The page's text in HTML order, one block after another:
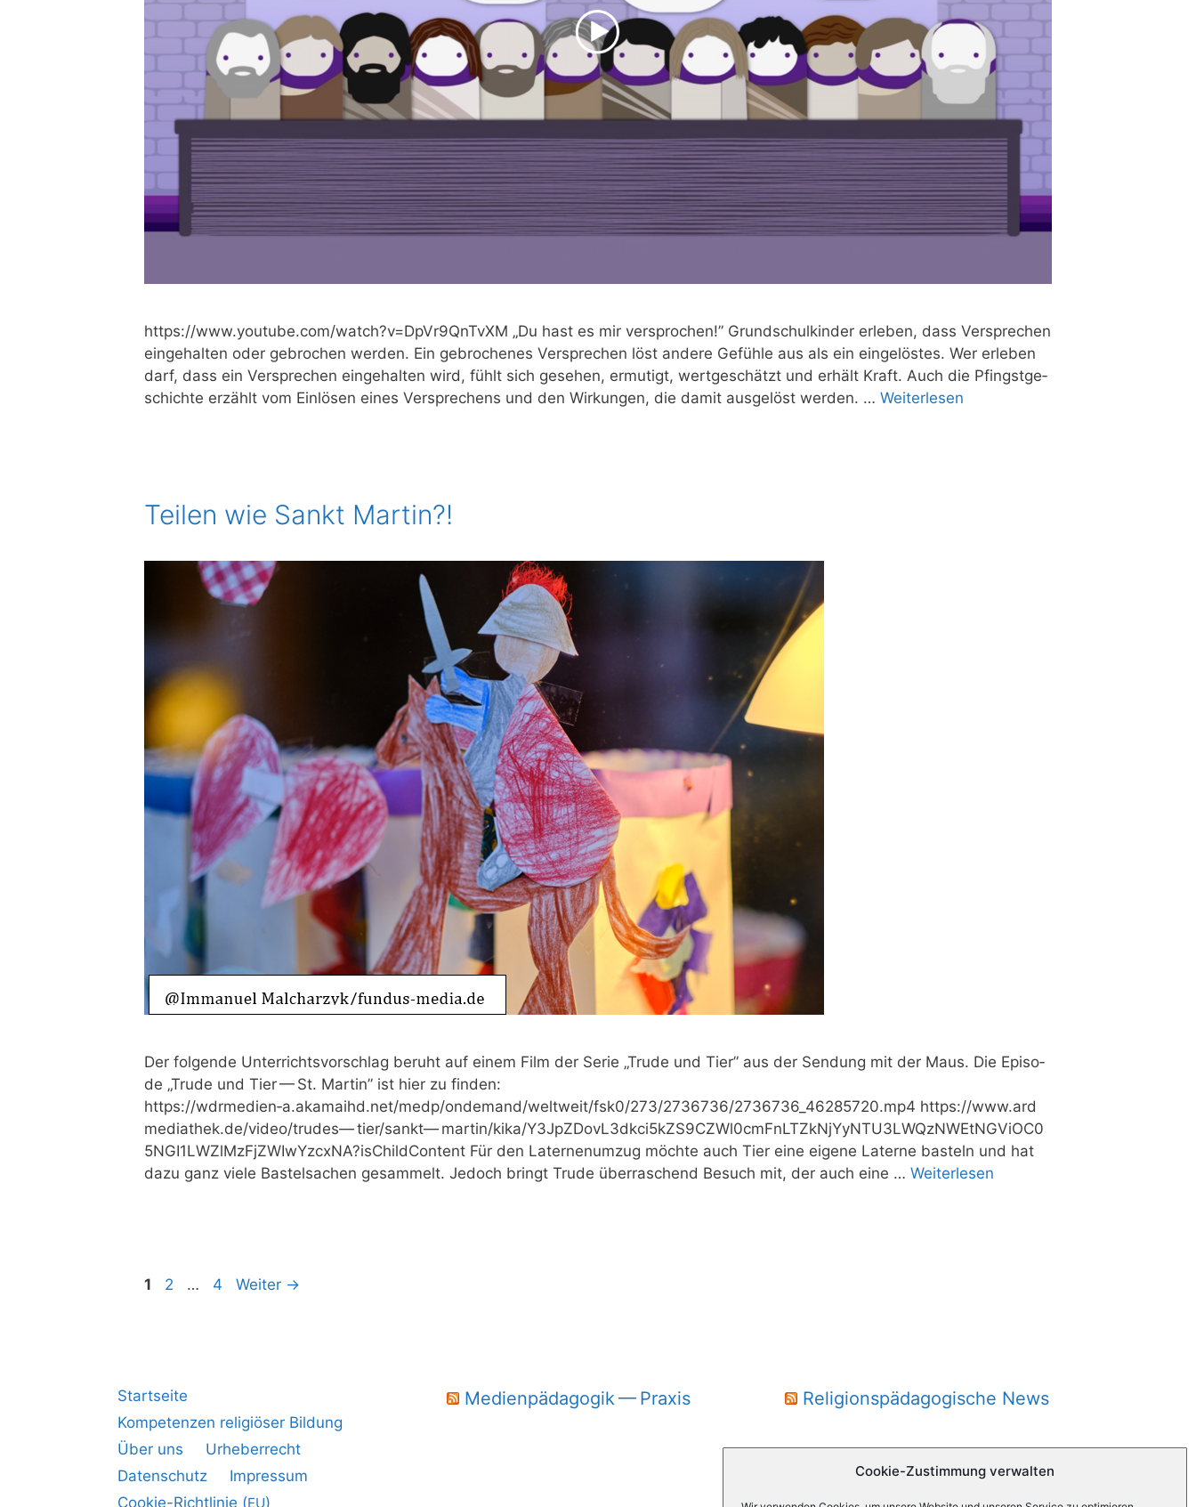
Cookie-Zustimmung verwalten
https://​www​.you​tube​.com/​w​a​t​c​h​?​v​=​D​p​V​r​9​Q​n​T​vXM „Du hast es mir ver­spro­chen!” Grund­schul­kin­der erle­ben, dass Ver­spre­chen
ein­ge­hal­ten oder gebro­chen wer­den. Ein gebro­che­nes Ver­spre­chen löst ande­re Gefüh­le aus als ein ein­ge­lös­tes. Wer erle­ben
darf, dass ein Ver­spre­chen ein­ge­hal­ten wird, fühlt sich gese­hen, ermu­tigt, wert­ge­schätzt und erhält Kraft. Auch die Pfingst­ge­
schich­te erzählt vom Ein­lö­sen eines Ver­spre­chens und den Wir­kun­gen, die damit aus­ge­löst wer­den. … Wei­ter­le­sen
Teilen wie Sankt Martin?!
Der fol­gen­de Unter­richts­vor­schlag beruht auf einem Film der Serie „Tru­de und Tier” aus der Sen­dung mit der Maus. Die Epi­so­
de „Tru­de und Tier — St. Mar­tin” ist hier zu fin­den:
https://wdrmedien‑a.akamaihd.net/medp/ondemand/weltweit/fsk0/273/2736736/2736736_46285720.mp4 https://​www​.ard​
me​dia​thek​.de/​v​i​d​e​o​/​t​r​u​d​e​s​— t​i​e​r​/​s​a​n​k​t​— m​a​r​t​i​n​/​k​i​k​a​/​Y​3​J​p​Z​D​o​v​L​3​d​k​c​i​5​k​Z​S​9​C​Z​W​l​0​c​m​F​n​L​T​Z​k​N​j​Y​y​N​T​U​3​L​W​Q​z​N​W​E​t​N​G​V​i​O​C​0​
5​N​G​I​1​L​W​Z​l​M​z​F​j​Z​W​I​w​Y​z​c​x​N​A​?​i​s​C​h​i​l​d​C​o​n​t​ent Für den Later­nen­um­zug möch­te auch Tier eine eige­ne Later­ne bas­teln und hat
dazu ganz vie­le Bas­tel­sa­chen gesam­melt. Jedoch bringt Tru­de über­ra­schend Besuch mit, der auch eine … Wei­ter­le­sen
1 2 … 4 Weiter →
Startseite
Kompetenzen religiöser Bildung
Über uns
Urheberrecht
Datenschutz
Impressum
Cookie-Richtlinie (EU)
Medienpädagogik — Praxis Religionspädagogische News